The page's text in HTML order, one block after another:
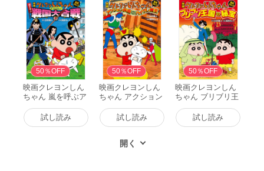
50％OFF
映画クレヨンしん
ちゃん 嵐を呼ぶア
ッパレ!戦国大合戦
電子書籍版
試し読み
50％OFF
映画クレヨンしん
ちゃん アクション
仮面VSハイグレ魔
王 電子書籍版
試し読み
50％OFF
映画クレヨンしん
ちゃん ブリブリ王
国の秘宝 電子書籍
版
試し読み